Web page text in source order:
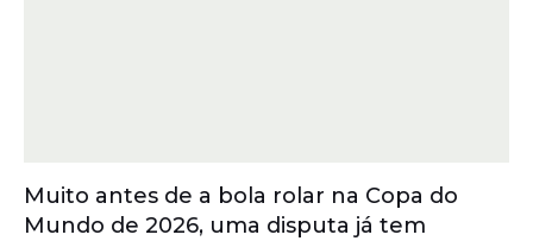
Muito antes de a bola rolar na Copa do
Mundo de 2026, uma disputa já tem